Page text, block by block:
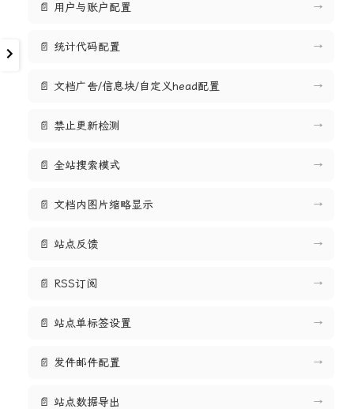
📄 用户与账户配置 →
📄 统计代码配置 →
📄 文档广告/信息块/自定义head配置 →
📄 禁止更新检测 →
📄 全站搜索模式 →
📄 文档内图片缩略显示 →
📄 站点反馈 →
📄 RSS订阅 →
📄 站点单标签设置 →
📄 发件邮件配置 →
📄 站点数据导出 →